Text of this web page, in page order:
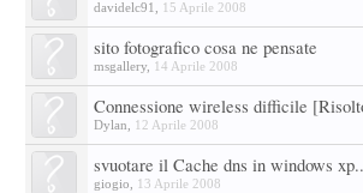
davidelc91 15 Aprile 2008
sito fotografico cosa ne pensate
msgallery 14 Aprile 2008
Connessione wireless difficile
Dylan 12 Aprile 2008
svuotare il Cache dns in windows xp..
giogio 13 Aprile 2008